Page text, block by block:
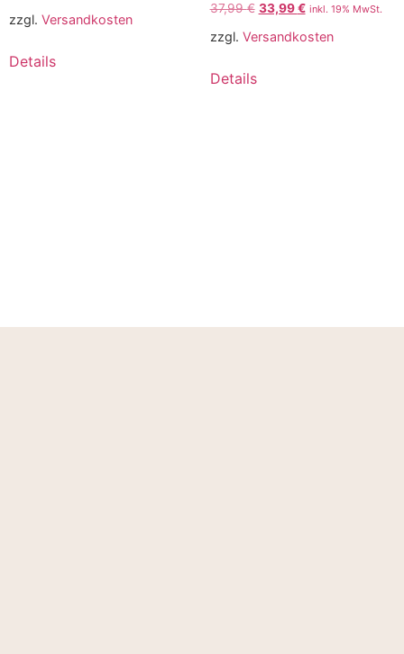
zzgl. Versandkosten
Details
37,99€ 33,99€ inkl. 19% MwSt.
zzgl. Versandkosten
Details